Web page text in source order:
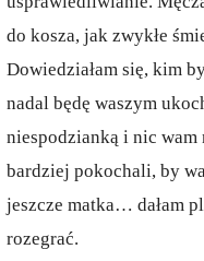
do kosza, jak zwykłe
Dowiedziałam się, kim
nadal będę waszym
niespodzianką i nic wam
bardziej pokochali, by
jeszcze matka… dałam
rozegrać.